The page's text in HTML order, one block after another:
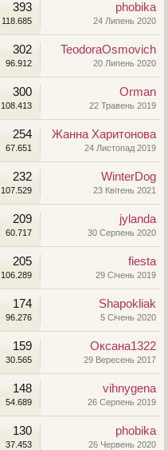
393
118.685
phobika
24 Липень 2020
302
96.912
TeodoraOsmovich
20 Липень 2020
300
108.413
Orman
22 Травень 2019
254
67.651
Жанна Харитонова
24 Листопад 2019
232
107.529
WinterDog
23 Квітень 2021
209
60.717
jylanda
30 Серпень 2020
205
106.289
fiesta
29 Січень 2019
174
96.276
Shapokliak
5 Січень 2020
159
30.565
Оксана1322
29 Вересень 2017
148
54.689
vihnygena
26 Серпень 2019
130
37.453
phobika
26 Червень 2020